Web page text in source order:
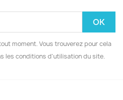
moment. Vous trouverez pour cela
les conditions d'utilisation du site.